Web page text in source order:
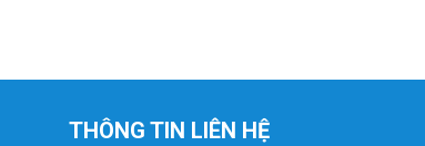
THÔNG TIN LIÊN HỆ